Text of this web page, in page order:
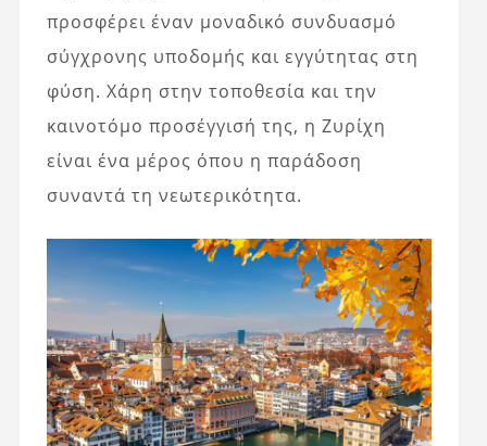
προσφέρει έναν μοναδικό συνδυασμό
σύγχρονης υποδομής και εγγύτητας στη
φύση. Χάρη στην τοποθεσία και την
καινοτόμο προσέγγισή της, η Ζυρίχη
είναι ένα μέρος όπου η παράδοση
συναντά τη νεωτερικότητα.